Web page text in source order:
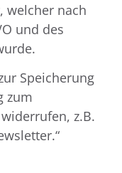
welcher nach
und des
Speicherung
zum
z.B.